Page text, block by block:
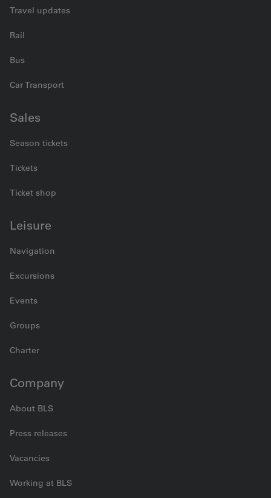
Travel updates
Rail
Bus
Car Transport
Sales
Season tickets
Tickets
Ticket shop
Leisure
Navigation
Excursions
Events
Groups
Charter
Company
About BLS
Press releases
Vacancies
Working at BLS